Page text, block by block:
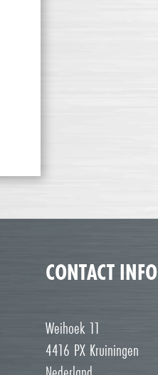
CONTACT INFO
Weihoek 11
4416 PX Kruiningen